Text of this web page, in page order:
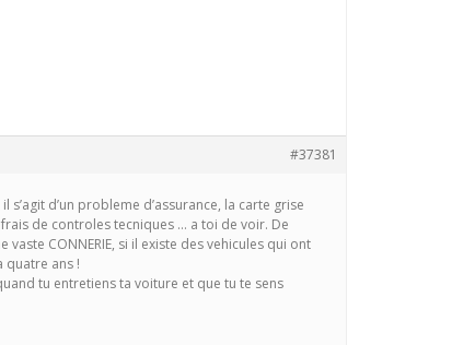
#37381
d’un probleme d’assurance, la carte grise
de controles tecniques … a toi de voir. De
CONNERIE, si il existe des vehicules qui ont
quatre ans !
tu entretiens ta voiture et que tu te sens